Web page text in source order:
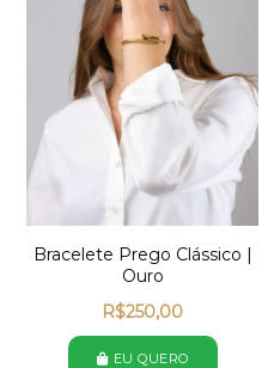
Bracelete Prego Clássico |
Ouro
R$250,00
EU QUERO